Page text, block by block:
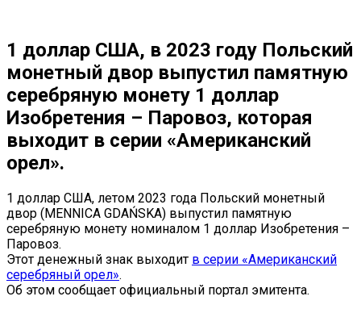
1 доллар США, в 2023 году Польский
монетный двор выпустил памятную
серебряную монету 1 доллар
Изобретения – Паровоз, которая
выходит в серии «Американский
орел».
1 доллар США, летом 2023 года Польский монетный
двор (MENNICA GDAŃSKA) выпустил памятную
серебряную монету номиналом 1 доллар Изобретения –
Паровоз.
Этот денежный знак выходит в серии «Американский
серебряный орел».
Об этом сообщает официальный портал эмитента.